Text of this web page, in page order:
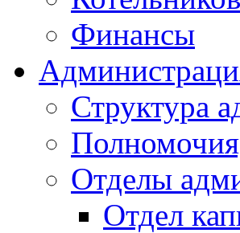
Финансы
Структура
Отделы
Отдел